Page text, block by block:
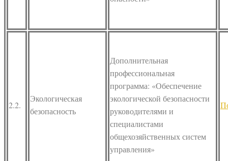
2.2.
Экологическая
безопасность
Дополнительная
профессиональная
программа: «Обеспечение
экологической безопасности
руководителями и
специалистами
общехозяйственных систем
управления»